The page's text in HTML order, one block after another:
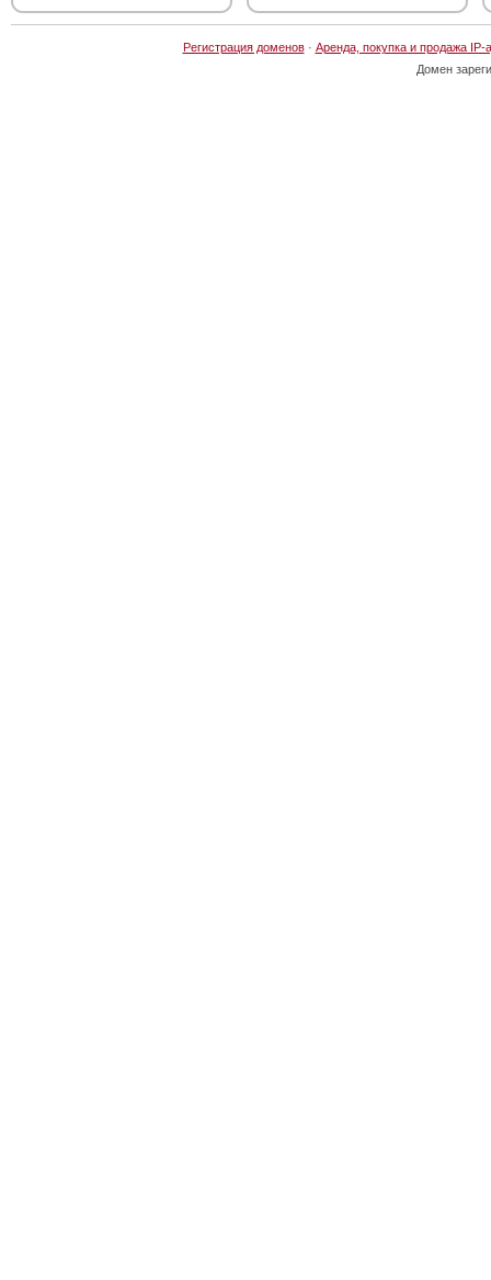
Регистрация доменов· Аренда, покупка и продажа IP-
Домен